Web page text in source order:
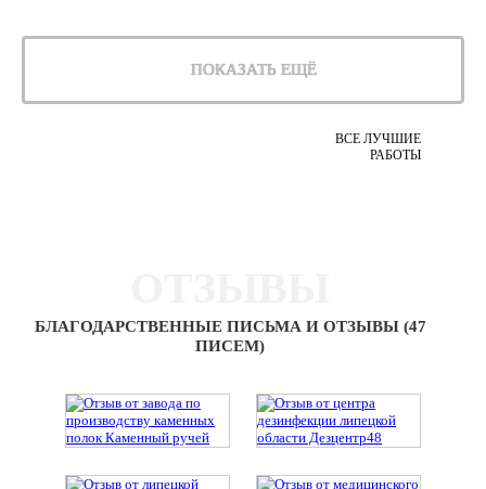
ПОКАЗАТЬ ЕЩЁ
ВСЕ ЛУЧШИЕ
РАБОТЫ
БЛАГОДАРСТВЕННЫЕ ПИСЬМА И ОТЗЫВЫ (47
ПИСЕМ)